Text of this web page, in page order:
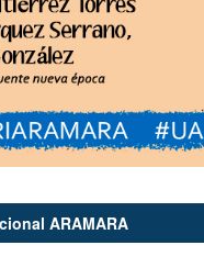
ARAMARA